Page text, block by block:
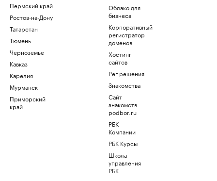
Пермский край
Ростов-на-Дону
Татарстан
Тюмень
Черноземье
Кавказ
Карелия
Мурманск
Приморский
край
Облако для
бизнеса
Корпоративный
регистратор
доменов
Хостинг
сайтов
Рег.решения
Знакомства
Сайт
знакомств
podbor.ru
РБК
Компании
РБК Курсы
Школа
управления
РБК